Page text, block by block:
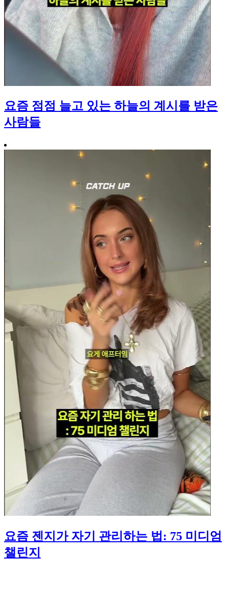
요즘 점점 늘고 있는 하늘의 계시를 받은
사람들
요즘 젠지가 자기 관리하는 법: 75 미디엄
챌린지